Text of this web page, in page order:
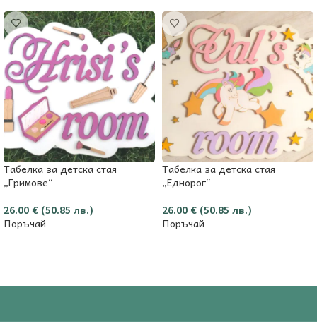
Табелка за детска стая
„Гримове“
26.00 € (50.85 лв.)
Поръчай
Табелка за детска стая
„Еднорог“
26.00 € (50.85 лв.)
Поръчай